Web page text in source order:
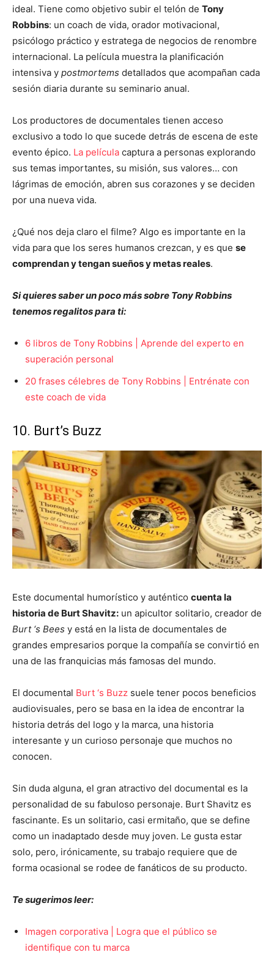
ideal. Tiene como objetivo subir el telón de Tony
Robbins: un coach de vida, orador motivacional,
psicólogo práctico y estratega de negocios de renombre
internacional. La película muestra la planificación
intensiva y postmortems detallados que acompañan cada
sesión diaria durante su seminario anual.
Los productores de documentales tienen acceso
exclusivo a todo lo que sucede detrás de escena de este
evento épico. La película captura a personas explorando
sus temas importantes, su misión, sus valores… con
lágrimas de emoción, abren sus corazones y se deciden
por una nueva vida.
¿Qué nos deja claro el filme? Algo es importante en la
vida para que los seres humanos crezcan, y es que se
comprendan y tengan sueños y metas reales.
Si quieres saber un poco más sobre Tony Robbins
tenemos regalitos para ti:
6 libros de Tony Robbins | Aprende del experto en
superación personal
20 frases célebres de Tony Robbins | Entrénate con
este coach de vida
10. Burt’s Buzz
Este documental humorístico y auténtico cuenta la
historia de Burt Shavitz: un apicultor solitario, creador de
Burt ‘s Bees y está en la lista de documentales de
grandes empresarios porque la compañía se convirtió en
una de las franquicias más famosas del mundo.
El documental Burt ‘s Buzz suele tener pocos beneficios
audiovisuales, pero se basa en la idea de encontrar la
historia detrás del logo y la marca, una historia
interesante y un curioso personaje que muchos no
conocen.
Sin duda alguna, el gran atractivo del documental es la
personalidad de su fabuloso personaje. Burt Shavitz es
fascinante. Es un solitario, casi ermitaño, que se define
como un inadaptado desde muy joven. Le gusta estar
solo, pero, irónicamente, su trabajo requiere que de
forma ocasional se rodee de fanáticos de su producto.
Te sugerimos leer:
Imagen corporativa | Logra que el público se
identifique con tu marca